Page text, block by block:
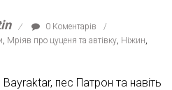
0 Коментарів
Мріяв про цуценя та автівку, Ніжин
пес Патрон та навіть